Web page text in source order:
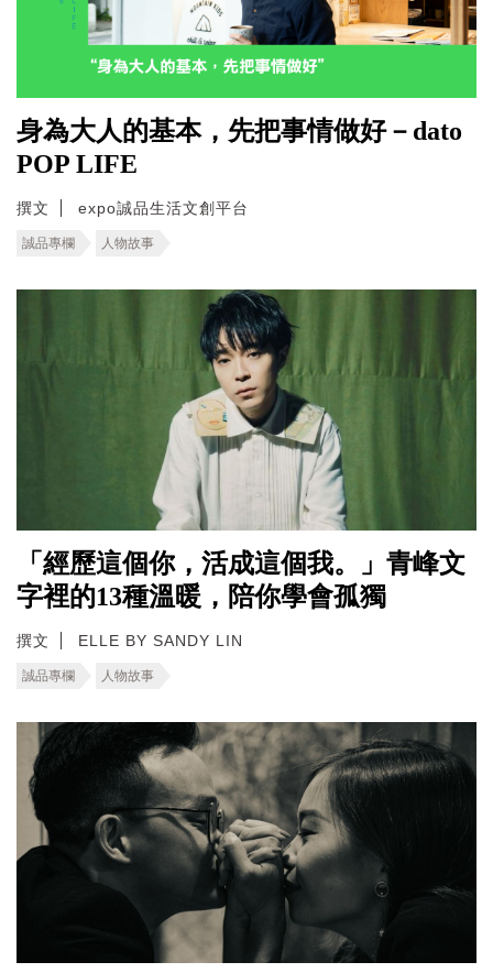
身為大人的基本，先把事情做好－dato
POP LIFE
撰文 expo誠品生活文創平台
誠品專欄 人物故事
「經歷這個你，活成這個我。」青峰文
字裡的13種溫暖，陪你學會孤獨
撰文 ELLE BY SANDY LIN
誠品專欄 人物故事